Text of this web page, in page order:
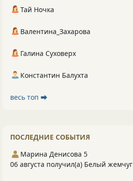
Тай Ночка
Валентина_Захарова
Галина Суховерх
Константин Балухта
весь топ ⮕
ПОСЛЕДНИЕ СОБЫТИЯ
Марина Денисова 5
06 августа получил(а) Белый жемчуг